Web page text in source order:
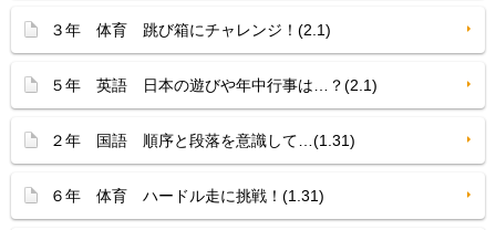
３年 体育 跳び箱にチャレンジ！(2.1)
５年 英語 日本の遊びや年中行事は…？(2.1)
２年 国語 順序と段落を意識して…(1.31)
６年 体育 ハードル走に挑戦！(1.31)